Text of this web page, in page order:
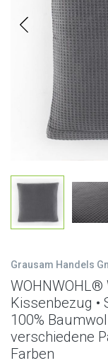
Grausam Handels
Kissenbezug •
100%
verschiedene
Farben